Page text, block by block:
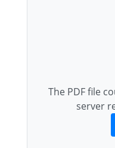
The PDF file
server